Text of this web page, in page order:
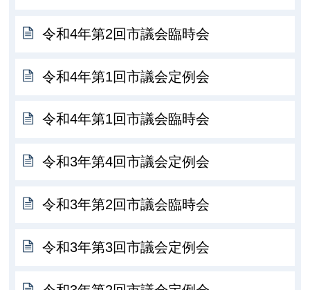
令和4年第2回市議会臨時会
令和4年第1回市議会定例会
令和4年第1回市議会臨時会
令和3年第4回市議会定例会
令和3年第2回市議会臨時会
令和3年第3回市議会定例会